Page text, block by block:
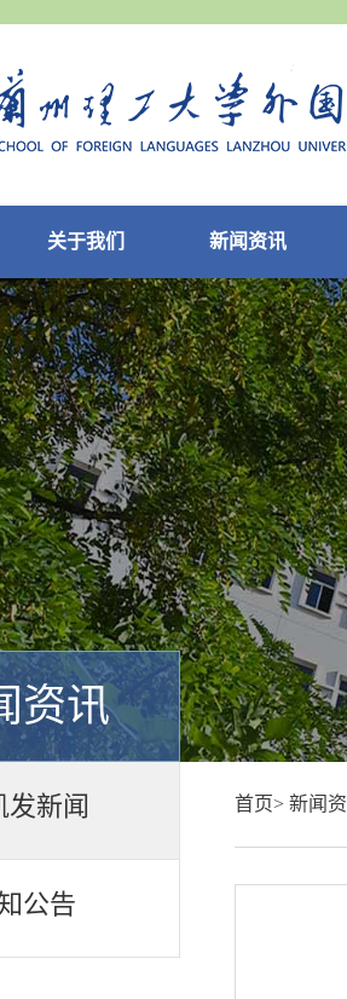
关于我们 新闻资讯
资讯
发新闻
公告
首页> 新闻